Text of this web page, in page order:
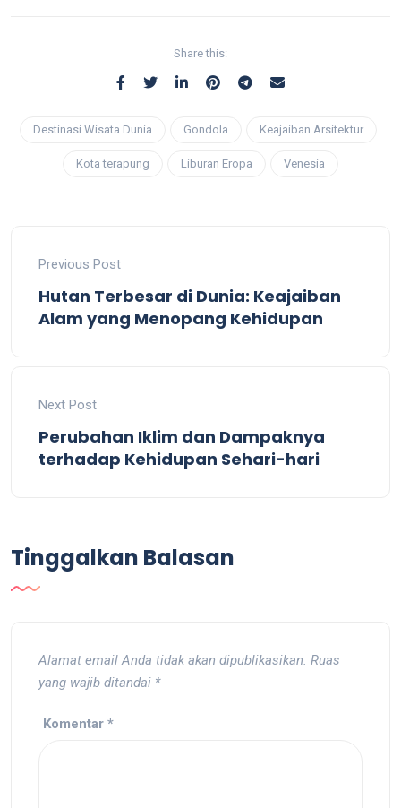
Share this:
Destinasi Wisata Dunia Gondola Keajaiban Arsitektur
Kota terapung Liburan Eropa Venesia
Previous Post
Hutan Terbesar di Dunia: Keajaiban
Alam yang Menopang Kehidupan
Next Post
Perubahan Iklim dan Dampaknya
terhadap Kehidupan Sehari-hari
Tinggalkan Balasan
Alamat email Anda tidak akan dipublikasikan. Ruas
yang wajib ditandai *
Komentar *